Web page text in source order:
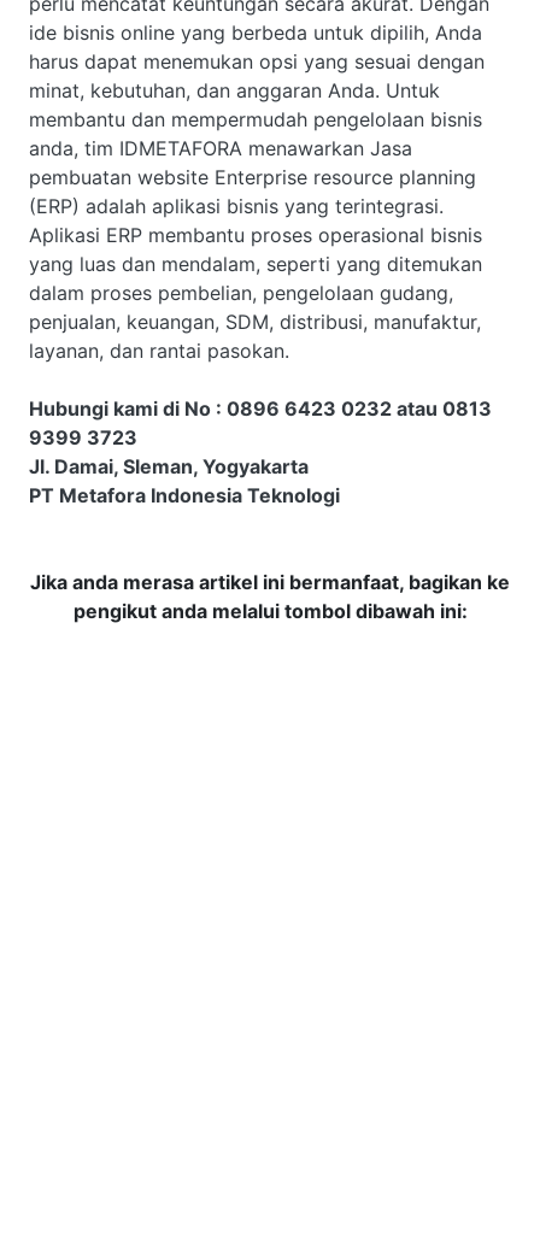
ide bisnis online yang berbeda untuk dipilih, Anda
harus dapat menemukan opsi yang sesuai dengan
minat, kebutuhan, dan anggaran Anda. Untuk
membantu dan mempermudah pengelolaan bisnis
anda, tim IDMETAFORA menawarkan Jasa
pembuatan website Enterprise resource planning
(ERP) adalah aplikasi bisnis yang terintegrasi.
Aplikasi ERP membantu proses operasional bisnis
yang luas dan mendalam, seperti yang ditemukan
dalam proses pembelian, pengelolaan gudang,
penjualan, keuangan, SDM, distribusi, manufaktur,
layanan, dan rantai pasokan.
Hubungi kami di No : 0896 6423 0232 atau 0813
9399 3723
Jl. Damai, Sleman, Yogyakarta
PT Metafora Indonesia Teknologi
Jika anda merasa artikel ini bermanfaat, bagikan ke
pengikut anda melalui tombol dibawah ini: